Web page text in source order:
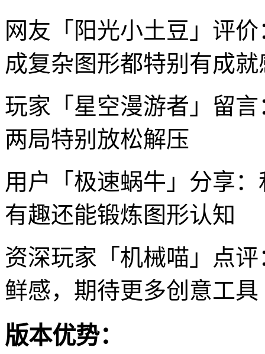
网友「阳光小土豆」评
成复杂图形都特别有成就
玩家「星空漫游者」留
两局特别放松解压
用户「极速蜗牛」分享
有趣还能锻炼图形认知
资深玩家「机械喵」点
鲜感，期待更多创意工具
版本优势：